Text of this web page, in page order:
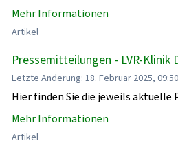
Mehr Informationen
Artikel
Pressemitteilungen - LVR-Klinik
Letzte Änderung: 18. Februar 2025,
Hier finden Sie die jeweils
Mehr Informationen
Artikel